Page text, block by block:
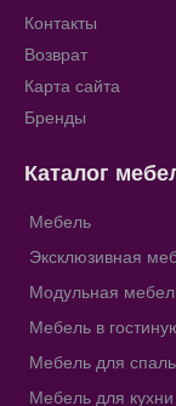
Контакты
Возврат
Карта сайта
Бренды
Каталог
Мебель
Эксклюзивная
Модульная
Мебель в
Мебель для
Мебель для кухни